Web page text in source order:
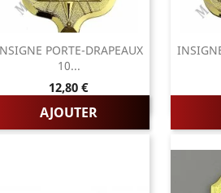
PORTE-DRAPEAUX
10...
Prix
12,80 €
AJOUTER